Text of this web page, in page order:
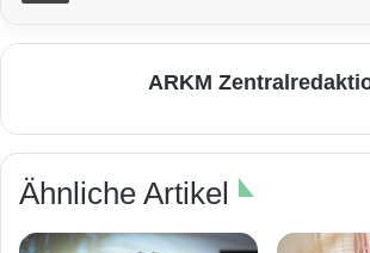
ARKM
Ähnliche Artikel